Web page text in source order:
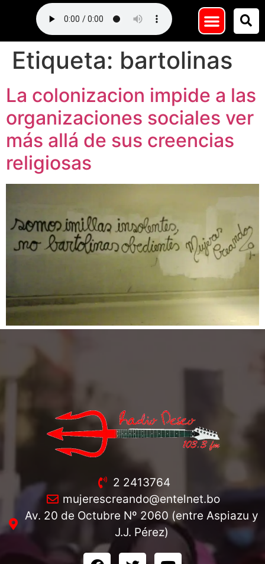
Etiqueta: bartolinas
La colonizacion impide a las
organizaciones sociales ver
más allá de sus creencias
religiosas
2 2413764
mujerescreando@entelnet.bo
Av. 20 de Octubre Nº 2060 (entre Aspiazu y
J.J. Pérez)